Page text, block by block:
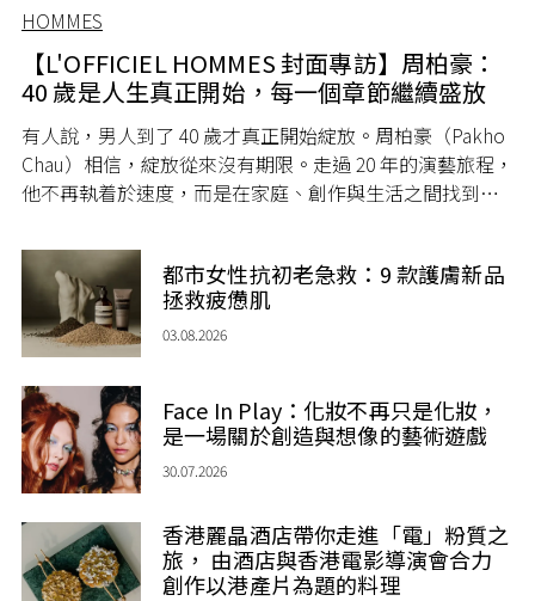
HOMMES
【L'OFFICIEL HOMMES 封面專訪】周柏豪：
40 歲是人生真正開始，每一個章節繼續盛放
有人說，男人到了 40 歲才真正開始綻放。周柏豪（Pakho
Chau）相信，綻放從來沒有期限。走過 20 年的演藝旅程，
他不再執着於速度，而是在家庭、創作與生活之間找到屬
都市女性抗初老急救：9 款護膚新品
拯救疲憊肌
03.08.2026
Face In Play：化妝不再只是化妝，
是一場關於創造與想像的藝術遊戲
30.07.2026
香港麗晶酒店帶你走進「電」粉質之
旅， 由酒店與香港電影導演會合力
創作以港產片為題的料理